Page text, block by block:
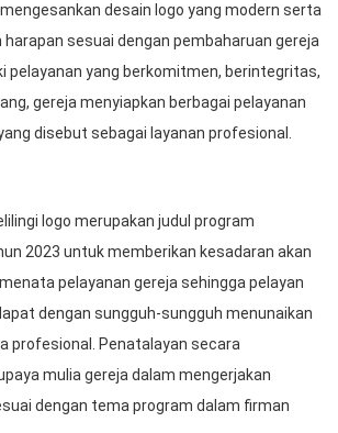
desain logo yang modern serta
sesuai dengan pembaharuan gereja
pelayanan yang berkomitmen, berintegritas,
gereja menyiapkan berbagai pelayanan
disebut sebagai layanan profesional.
logo merupakan judul program
2023 untuk memberikan kesadaran akan
pelayanan gereja sehingga pelayan
dengan sungguh-sungguh menunaikan
profesional. Penatalayan secara
mulia gereja dalam mengerjakan
dengan tema program dalam firman